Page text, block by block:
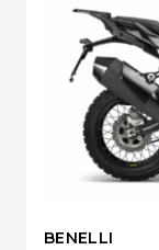
BENELLI